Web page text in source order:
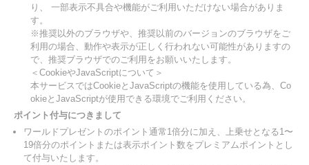
り、 一部表示不具合や機能がご利用いただけない場合がありま
す。
※推奨以外のブラウザや、推奨以前のバージョンのブラウザをご
利用の場合、動作や表示が正しく行われない可能性がありますの
で、推奨ブラウザでのご利用をお願いいたします。
＜CookieやJavaScriptについて＞
本サービスではCookieとJavaScriptの機能を使用している為、Co
okieとJavaScriptが使用できる環境でご利用ください。
ポイント付与につきまして
ワールドプレゼントのポイント通常1倍分に加え、上乗せとなる1〜
19倍分のポイントまたは表示ポイント数をプレミアムポイントとし
て付与いたします。